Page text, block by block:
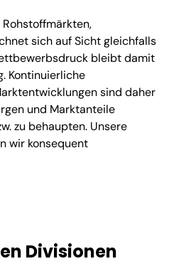
sich auf Sicht gleichfalls
bleibt damit
Kontinuierliche
sind daher
und Marktanteile
zu behaupten. Unsere
wir konsequent
Divisionen